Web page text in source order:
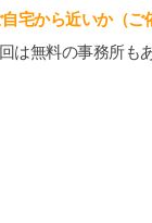
から近いか（ご
は無料の事務所も